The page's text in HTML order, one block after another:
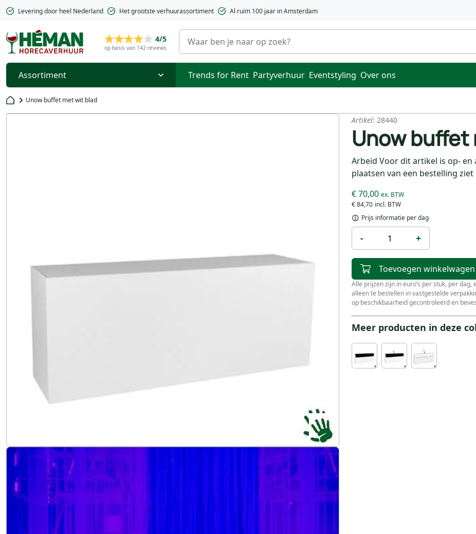
Levering door heel Nederland Het grootste verhuurassortiment Al ruim 100 jaar in Amsterdam
4/5
op basis van 142 reviews
Assortiment Trends for Rent Partyverhuur Eventstyling Over ons
Unow buffet met wit blad
Artikel: 28440
Unow
Arbeid Voor dit artikel is op-
plaatsen van een bestelling
€ 84,70
€ 70,00
Prijs informatie per dag
- +
Toevoegen winkelwagen
Alle prijzen zijn in euro’s per stuk, per
alleen te bestellen in vastgestelde
op beschikbaarheid gecontroleerd en
Meer producten in deze